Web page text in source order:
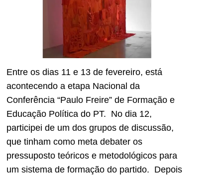
Entre os dias 11 e 13 de fevereiro, está
acontecendo a etapa Nacional da
Conferência “Paulo Freire” de Formação e
Educação Política do PT. No dia 12,
participei de um dos grupos de discussão,
que tinham como meta debater os
pressuposto teóricos e metodológicos para
um sistema de formação do partido. Depois